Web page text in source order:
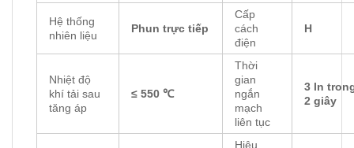
Hệ thống
nhiên liệu
Phun trực tiếp
Cấp
cách
điện
H
Nhiệt độ
khí tải sau
tăng áp
≤ 550 ℃
Thời
gian
ngắn
mạch
liên tục
3 ln
2 giây
Hiệu